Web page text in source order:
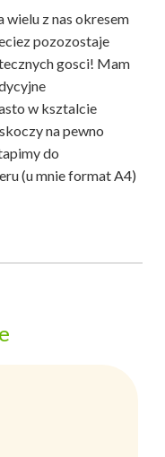
z nas okresem
pozozostaje
gosci! Mam
w ksztalcie
na pewno
do
(u mnie format A4)